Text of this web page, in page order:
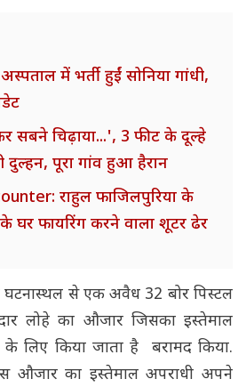
में भर्ती हुईं सोनिया गांधी,
सबने चिढ़ाया...', 3 फीट के दूल्हे
दुल्हन, पूरा गांव हुआ हैरान
राहुल फाजिलपुरिया के
घर फायरिंग करने वाला शूटर ढेर
से एक अवैध 32 बोर पिस्टल
लोहे का औजार जिसका इस्तेमाल
लिए किया जाता है बरामद किया.
औजार का इस्तेमाल अपराधी अपने